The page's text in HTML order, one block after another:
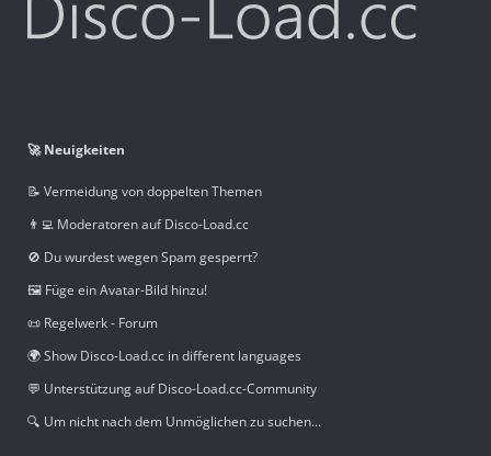
🚀 Neuigkeiten
📝 Vermeidung von doppelten Themen
👨‍💻 Moderatoren auf Disco-Load.cc
🚫 Du wurdest wegen Spam gesperrt?
🖼️ Füge ein Avatar-Bild hinzu!
📜 Regelwerk - Forum
🌍 Show Disco-Load.cc in different languages
💬 Unterstützung auf Disco-Load.cc-Community
🔍 Um nicht nach dem Unmöglichen zu suchen...